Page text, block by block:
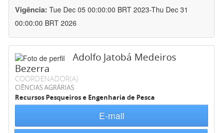
Vigência: Tue Dec 05 00:00:00 BRT 2023-Thu Dec 31
00:00:00 BRT 2026
Adolfo Jatobá Medeiros
Bezerra
COORDENADOR(A)
CIÊNCIAS AGRÁRIAS
Recursos Pesqueiros e Engenharia de Pesca
E-mail